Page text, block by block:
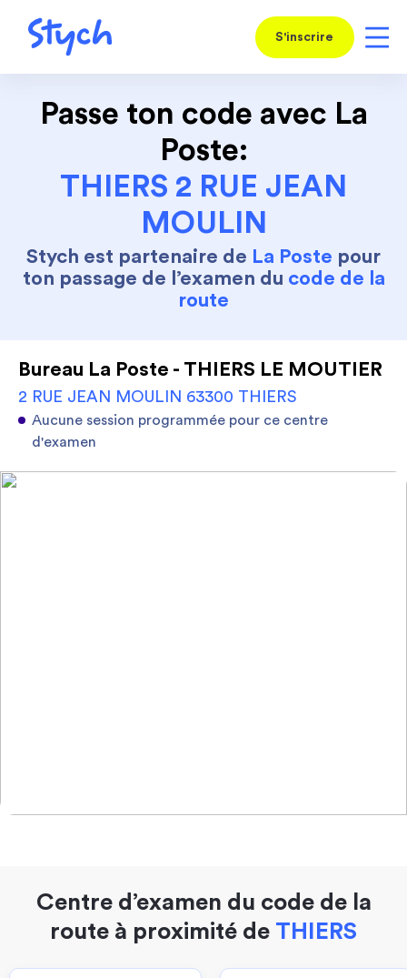
S'inscrire
Passe ton code avec La
Poste:
THIERS 2 RUE JEAN
MOULIN
Stych est partenaire de La Poste pour
ton passage de l’examen du code de la
route
Bureau La Poste - THIERS LE MOUTIER
2 RUE JEAN MOULIN 63300 THIERS
Aucune session programmée pour ce centre
d'examen
Centre d’examen du code de la
route à proximité de THIERS